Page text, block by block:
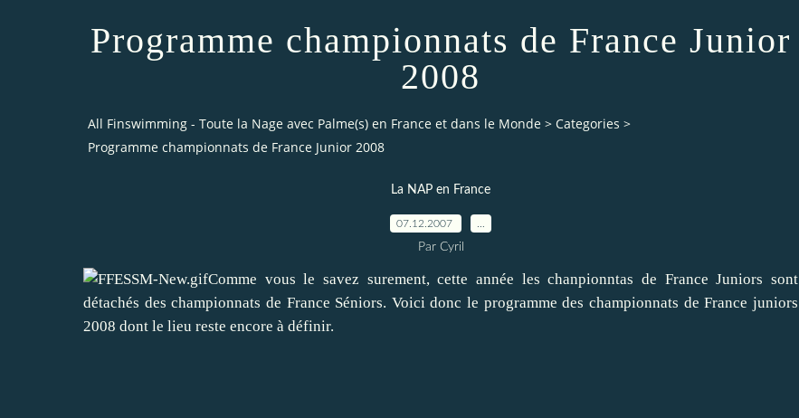
Programme championnats de France Junior
2008
All Finswimming - Toute la Nage avec Palme(s) en France et dans le Monde > Categories >
Programme championnats de France Junior 2008
La NAP en France
07.12.2007
Par Cyril
Comme vous le savez surement, cette année les chanpionntas de France Juniors sont
détachés des championnats de France Séniors. Voici donc le programme des championnats de France juniors
2008 dont le lieu reste encore à définir.